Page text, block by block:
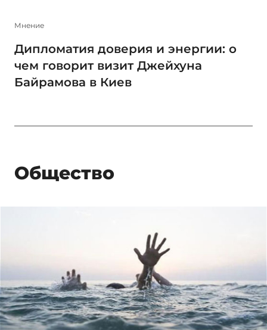
Мнение
Дипломатия доверия и энергии: о
чем говорит визит Джейхуна
Байрамова в Киев
Общество